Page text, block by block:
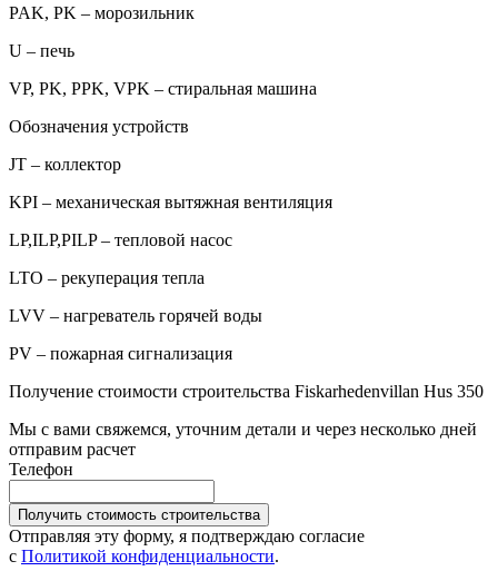
PAK, PK – морозильник
U – печь
VP, PK, PPK, VPK – стиральная машина
Обозначения устройств
JT – коллектор
KPI – механическая вытяжная вентиляция
LP,ILP,PILP – тепловой насос
LTO – рекуперация тепла
LVV – нагреватель горячей воды
PV – пожарная сигнализация
Получение стоимости строительства Fiskarhedenvillan Hus 350
Мы с вами свяжемся, уточним детали и через несколько дней
отправим расчет
Телефон
Получить стоимость строительства
Отправляя эту форму, я подтверждаю согласие
с Политикой конфиденциальности.